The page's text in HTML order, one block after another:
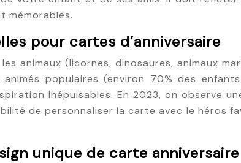
mémorables.
pour cartes d’anniversaire
animaux (licornes, dinosaures, animaux
animés populaires (environ 70% des
inépuisables. En 2023, on observe
de personnaliser la carte avec le héros
unique de carte anniversaire